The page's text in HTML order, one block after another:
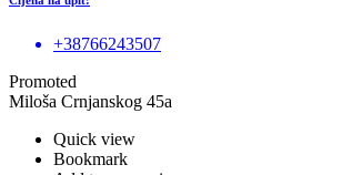
+38766243507
Promoted
Miloša Crnjanskog 45a
Quick view
Bookmark